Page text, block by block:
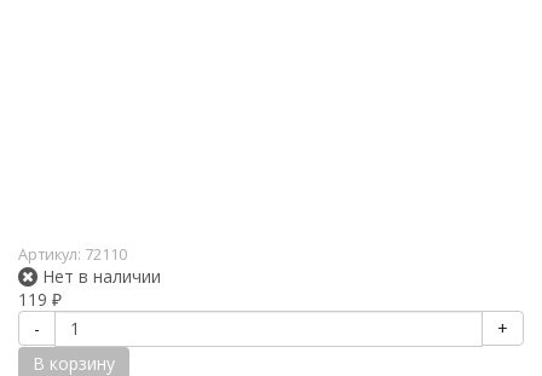
Артикул: 72110
Нет в наличии
119 ₽
-
+
В корзину